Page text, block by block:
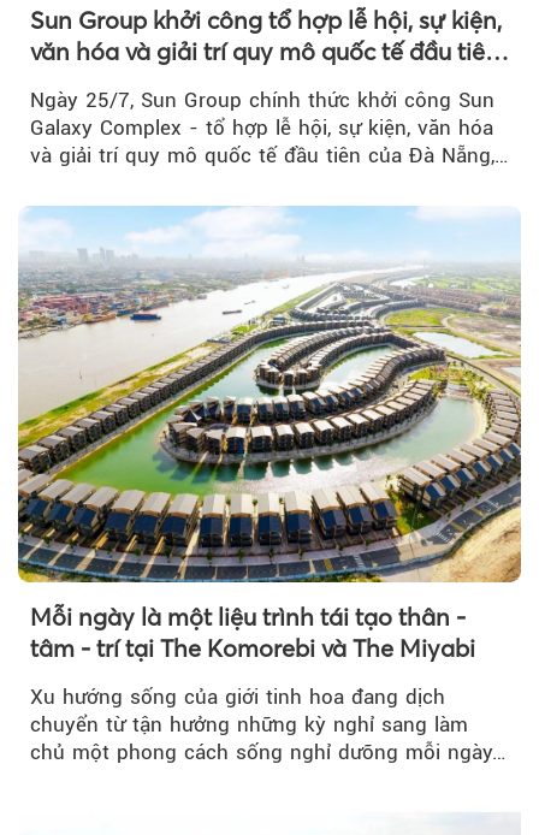
Sun Group khởi công tổ hợp lễ hội, sự kiện,
văn hóa và giải trí quy mô quốc tế đầu tiên
Ngày 25/7, Sun Group chính thức khởi công Sun
Galaxy Complex - tổ hợp lễ hội, sự kiện, văn hóa
và giải trí quy mô quốc tế đầu tiên của Đà Nẵng,…
Mỗi ngày là một liệu trình tái tạo thân -
tâm - trí tại The Komorebi và The Miyabi
Xu hướng sống của giới tinh hoa đang dịch
chuyển từ tận hưởng những kỳ nghỉ sang làm
chủ một phong cách sống nghỉ dưỡng mỗi ngày…